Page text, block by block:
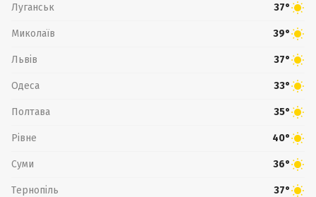
Луганськ 37°
Миколаїв 39°
Львів 37°
Одеса 33°
Полтава 35°
Рівне 40°
Суми 36°
Тернопіль 37°